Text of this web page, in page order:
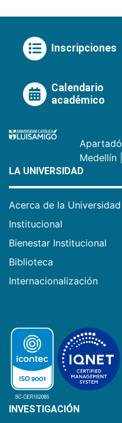
Inscripciones
Calendario
académico
Apartadó
Medellín
LA UNIVERSIDAD
Acerca de la Universidad
Institucional
Bienestar Institucional
Biblioteca
Internacionalización
INVESTIGACIÓN